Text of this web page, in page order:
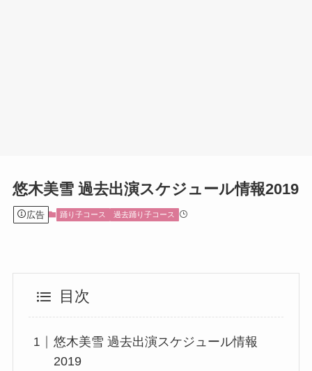
悠木美雪 過去出演スケジュール情報2019
広告 踊り子コース 過去踊り子コース
目次
悠木美雪 過去出演スケジュール情報
2019